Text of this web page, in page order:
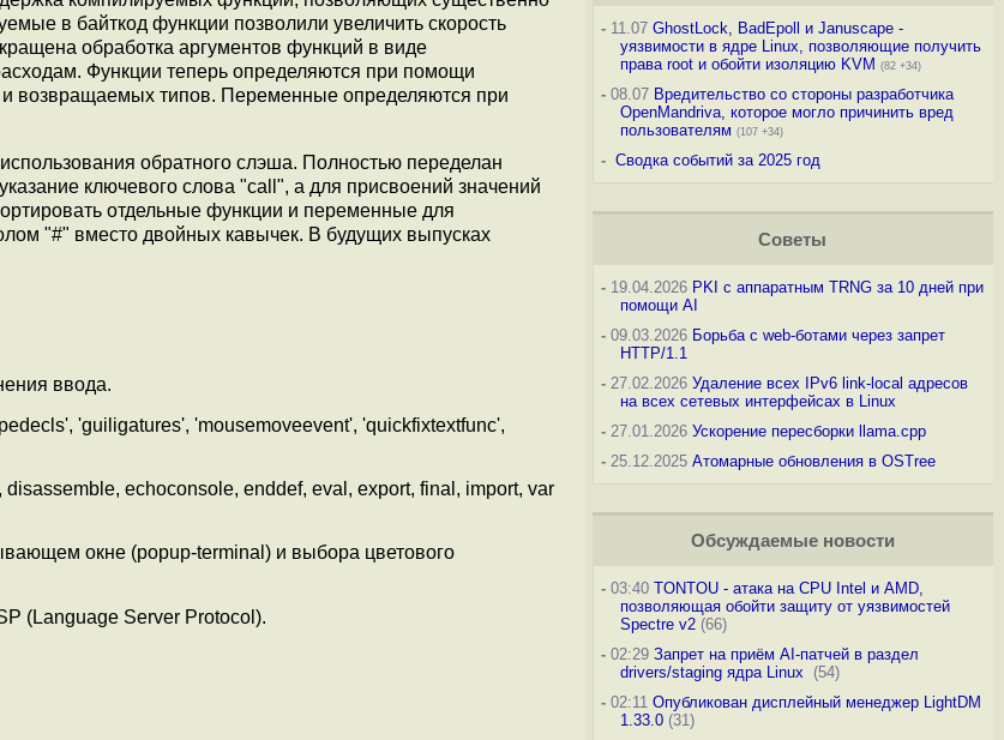
в байткод функции позволили увеличить скорость
обработка аргументов функций в виде
Функции теперь определяются при помощи
и возвращаемых типов. Переменные определяются при
обратного слэша. Полностью переделан
ключевого слова "call", а для присвоений значений
отдельные функции и переменные для
"#" вместо двойных кавычек. В будущих выпусках
ввода.
'guiligatures', 'mousemoveevent', 'quickfixtextfunc',
echoconsole, enddef, eval, export, final, import, var
окне (popup-terminal) и выбора цветового
(Language Server Protocol).
-11.07 GhostLock, BadEpoll и Januscape -
уязвимости в ядре Linux, позволяющие получить
права root и обойти изоляцию KVM (82 +34)
-08.07 Вредительство со стороны разработчика
OpenMandriva, которое могло причинить вред
пользователям (107 +34)
- Сводка событий за 2025 год
Советы
-19.04.2026 PKI с аппаратным TRNG за 10 дней при
помощи AI
-09.03.2026 Борьба с web-ботами через запрет
HTTP/1.1
-27.02.2026 Удаление всех IPv6 link-local адресов
на всех сетевых интерфейсах в Linux
-27.01.2026 Ускорение пересборки llama.cpp
-25.12.2025 Атомарные обновления в OSTree
Обсуждаемые новости
-03:40 TONTOU - атака на CPU Intel и AMD,
позволяющая обойти защиту от уязвимостей
Spectre v2(66)
-02:29 Запрет на приём AI-патчей в раздел
drivers/staging ядра Linux
(54)
-02:11 Опубликован дисплейный менеджер LightDM
1.33.0(31)